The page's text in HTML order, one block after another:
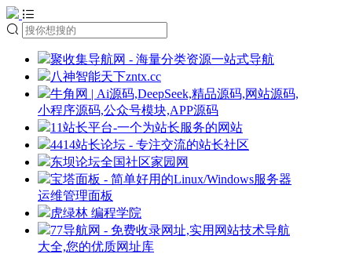
聚收集导航网 - 海量分类资源一站式导航
八神智能天下zntx.cc
牛角网 | Ai源码,DeepSeek,精品源码,网站源码,
小程序源码,公众号模块,APP源码
11站长平台-一个为站长服务的网站
4414站长论坛 - 专注交流的站长社区
东坝论坛全国社区家园网
宝塔面板 - 简单好用的Linux/Windows服务器
运维管理面板
虎绿林 编程学院
77导航网 - 免费收录网址,实用网站技术导航
大全,您的优质网址库